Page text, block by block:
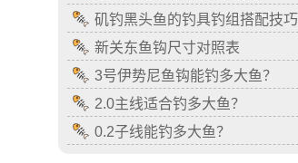
矶钓黑头鱼的钓具钓组搭配技巧
新关东鱼钩尺寸对照表
3号伊势尼鱼钩能钓多大鱼？
2.0主线适合钓多大鱼？
0.2子线能钓多大鱼？